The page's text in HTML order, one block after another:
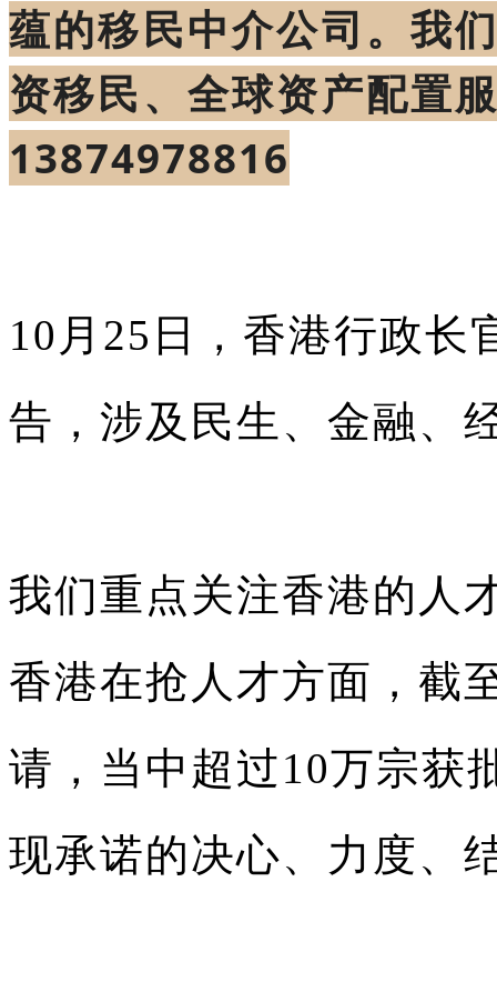
蕴的移民中介公司。我
资移民、全球资产配置
13874978816
10月25日，香港行政长
告，涉及民生、金融、
我们重点关注香港的人
香港在抢人才方面，截
请，当中超过10万宗获
现承诺的决心、力度、